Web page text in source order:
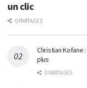
un clic
0 PARTAGES
Christian Kofane
plus
0 PARTAGES